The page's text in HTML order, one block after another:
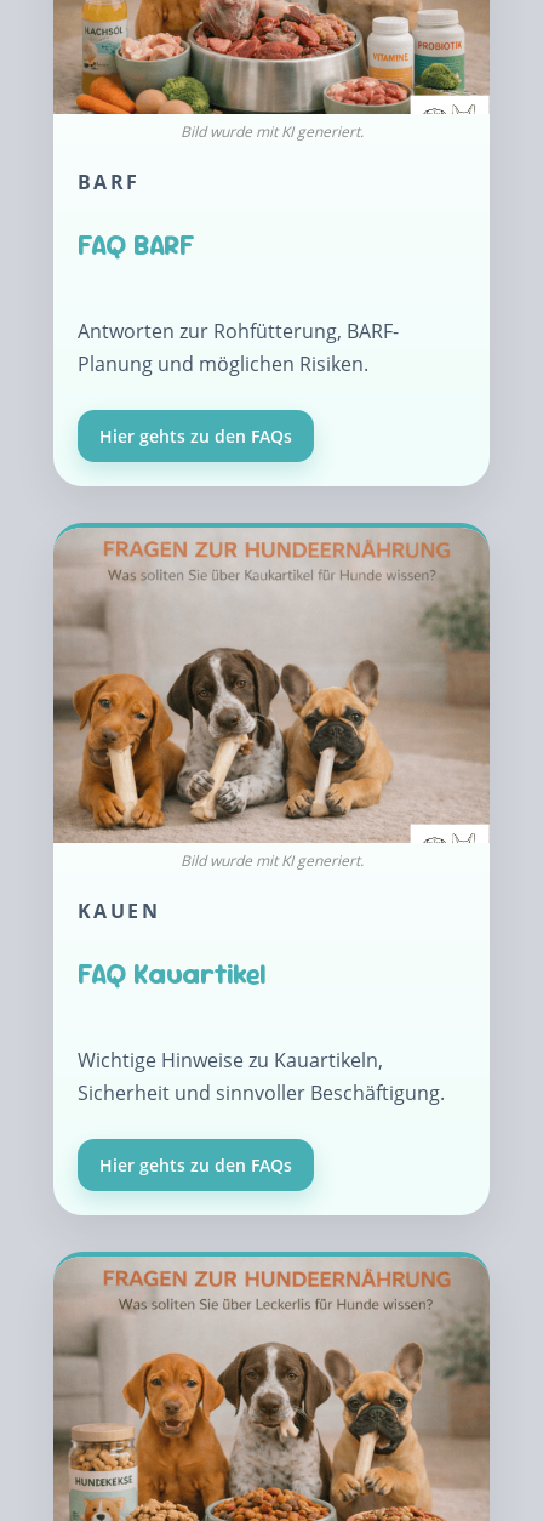
BARF
FAQ BARF
Antworten zur Rohfütterung, BARF-
Planung und möglichen Risiken.
Hier gehts zu den FAQs
KAUEN
FAQ Kauartikel
Wichtige Hinweise zu Kauartikeln,
Sicherheit und sinnvoller Beschäftigung.
Hier gehts zu den FAQs